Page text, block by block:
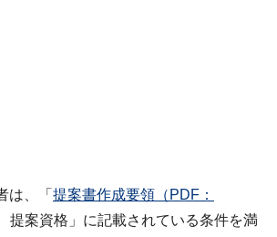
は、「 提案書作成要領（PDF：
提案資格」に記載されている条件を満